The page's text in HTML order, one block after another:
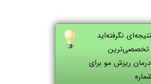
نگرفته‌اید
تخصصی‌ترین
ریزش مو برای